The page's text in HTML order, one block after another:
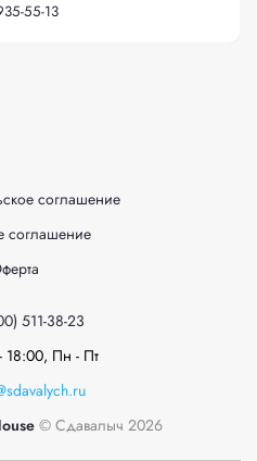
55-13
соглашение
соглашение
511-38-23
18:00, Пн - Пт
© Сдавалыч 2026